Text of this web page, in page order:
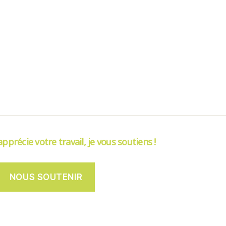
votre travail, je vous soutiens !
NOUS SOUTENIR